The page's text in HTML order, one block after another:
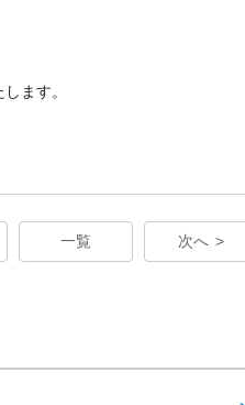
ます。
一覧 次へ